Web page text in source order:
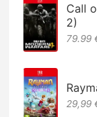
Call
2)
79.99
29,99